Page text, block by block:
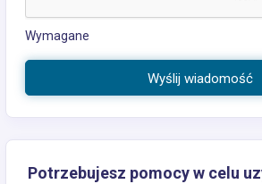
Wymagane
Wyślij wiadomość
Potrzebujesz pomocy w celu